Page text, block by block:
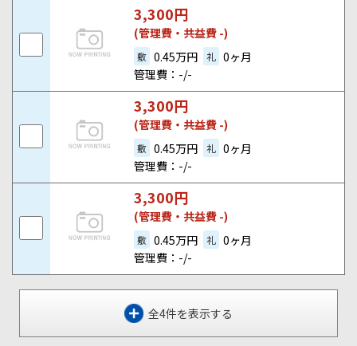
3,300円
(管理費・共益費 -)
敷 0.45万円 礼 0ヶ月
管理費：-/-
3,300円
(管理費・共益費 -)
敷 0.45万円 礼 0ヶ月
管理費：-/-
3,300円
(管理費・共益費 -)
敷 0.45万円 礼 0ヶ月
管理費：-/-
全4件を表示する